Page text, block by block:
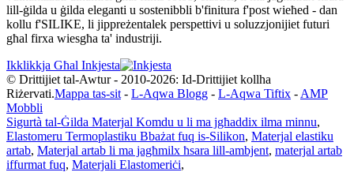
lill-ġilda u ġilda eleganti u sostenibbli b'finitura f'post wieħed - dan
kollu f'SILIKE, li jippreżentalek perspettivi u soluzzjonijiet futuri
għal firxa wiesgħa ta' industriji.
Ikklikkja Għal Inkjesta
© Drittijiet tal-Awtur - 2010-2026: Id-Drittijiet kollha
Riżervati.Mappa tas-sit - L-Aqwa Blogg - L-Aqwa Tiftix - AMP
Mobbli
Sigurtà tal-Ġilda Materjal Komdu u li ma jgħaddix ilma minnu,
Elastomeru Termoplastiku Bbażat fuq is-Silikon, Materjal elastiku
artab, Materjal artab li ma jagħmilx ħsara lill-ambjent, materjal artab
iffurmat fuq, Materjali Elastomeriċi,